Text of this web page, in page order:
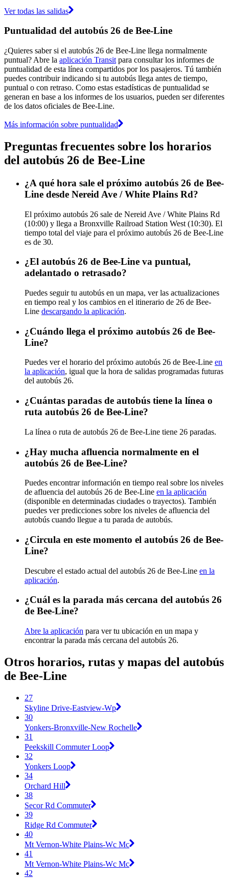
Ver todas las salidas
Puntualidad del autobús 26 de Bee-Line
¿Quieres saber si el autobús 26 de Bee-Line llega normalmente
puntual? Abre la aplicación Transit para consultar los informes de
puntualidad de esta línea compartidos por los pasajeros. Tú también
puedes contribuir indicando si tu autobús llega antes de tiempo,
puntual o con retraso. Como estas estadísticas de puntualidad se
generan en base a los informes de los usuarios, pueden ser diferentes
de los datos oficiales de Bee-Line.
Más información sobre puntualidad
Preguntas frecuentes sobre los horarios
del autobús 26 de Bee-Line
¿A qué hora sale el próximo autobús 26 de Bee-
Line desde Nereid Ave / White Plains Rd?
El próximo autobús 26 sale de Nereid Ave / White Plains Rd
(10:00) y llega a Bronxville Railroad Station West (10:30). El
tiempo total del viaje para el próximo autobús 26 de Bee-Line
es de 30.
¿El autobús 26 de Bee-Line va puntual,
adelantado o retrasado?
Puedes seguir tu autobús en un mapa, ver las actualizaciones
en tiempo real y los cambios en el itinerario de 26 de Bee-
Line descargando la aplicación.
¿Cuándo llega el próximo autobús 26 de Bee-
Line?
Puedes ver el horario del próximo autobús 26 de Bee-Line en
la aplicación, igual que la hora de salidas programadas futuras
del autobús 26.
¿Cuántas paradas de autobús tiene la línea o
ruta autobús 26 de Bee-Line?
La línea o ruta de autobús 26 de Bee-Line tiene 26 paradas.
¿Hay mucha afluencia normalmente en el
autobús 26 de Bee-Line?
Puedes encontrar información en tiempo real sobre los niveles
de afluencia del autobús 26 de Bee-Line en la aplicación
(disponible en determinadas ciudades o trayectos). También
puedes ver predicciones sobre los niveles de afluencia del
autobús cuando llegue a tu parada de autobús.
¿Circula en este momento el autobús 26 de Bee-
Line?
Descubre el estado actual del autobús 26 de Bee-Line en la
aplicación.
¿Cuál es la parada más cercana del autobús 26
de Bee-Line?
Abre la aplicación para ver tu ubicación en un mapa y
encontrar la parada más cercana del autobús 26.
Otros horarios, rutas y mapas del autobús
de Bee-Line
27
Skyline Drive-Eastview-Wp
30
Yonkers-Bronxville-New Rochelle
31
Peekskill Commuter Loop
32
Yonkers Loop
34
Orchard Hill
38
Secor Rd Commuter
39
Ridge Rd Commuter
40
Mt Vernon-White Plains-Wc Mc
41
Mt Vernon-White Plains-Wc Mc
42